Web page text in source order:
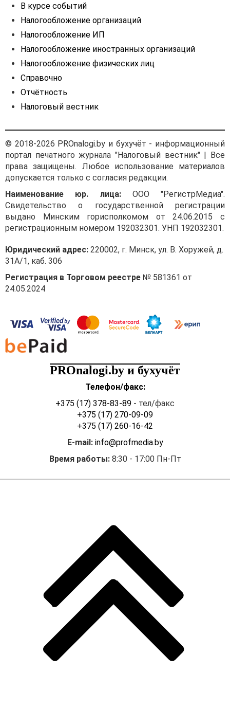
В курсе событий
Налогообложение организаций
Налогообложение ИП
Налогообложение иностранных организаций
Налогообложение физических лиц
Справочно
Отчётность
Налоговый вестник
© 2018-2026 PROnalogi.by и бухучёт - информационный
портал печатного журнала "Налоговый вестник" | Все
права защищены. Любое использование материалов
допускается только с согласия редакции.
Наименование юр. лица:ООО "РегистрМедиа".
Свидетельство о государственной регистрации
выдано Минским горисполкомом от 24.06.2015 с
регистрационным номером 192032301. УНП 192032301.
Юридический адрес: 220002, г. Минск, ул. В. Хоружей, д.
31А/1, каб. 306
Регистрация в Торговом реестре № 581361 от
24.05.2024
PROnalogi.by и бухучёт
Телефон/факс:
+375 (17) 378-83-89 - тел/факс
+375 (17) 270-09-09
+375 (17) 260-16-42
E-mail: info@profmedia.by
Время работы:8:30 - 17:00 Пн-Пт